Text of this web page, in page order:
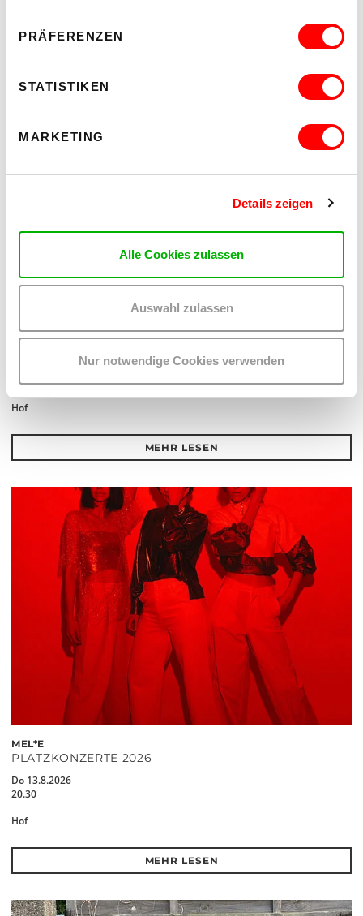
PRÄFERENZEN
STATISTIKEN
MARKETING
Details zeigen
Alle Cookies zulassen
Auswahl zulassen
Nur notwendige Cookies verwenden
PALOMA 004
PLATZKONZERTE 2026
20.30
Hof
MEHR LESEN
MEL*E
PLATZKONZERTE 2026
Do 13.8.2026
20.30
Hof
MEHR LESEN